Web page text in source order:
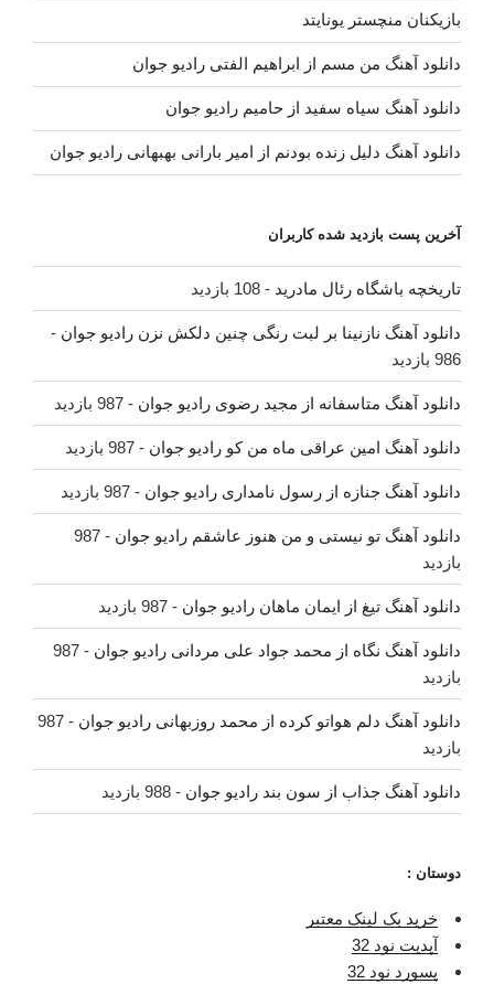
بازیکنان منچستر یونایتد
دانلود آهنگ من مسم از ابراهیم الفتی رادیو جوان
دانلود آهنگ سیاه سفید از حامیم رادیو جوان
دانلود آهنگ دلیل زنده بودنم از امیر بارانی بهبهانی رادیو جوان
آخرین پست بازدید شده کاربران
تاریخچه باشگاه رئال مادرید - 108 بازدید
دانلود آهنگ نازنینا بر لبت رنگی چنین دلکش نزن رادیو جوان -
986 بازدید
دانلود آهنگ متاسفانه از مجید رضوی رادیو جوان - 987 بازدید
دانلود آهنگ امین عراقی ماه من کو رادیو جوان - 987 بازدید
دانلود آهنگ جنازه از رسول نامداری رادیو جوان - 987 بازدید
دانلود آهنگ تو نیستی و من هنوز عاشقم رادیو جوان
- 987
بازدید
دانلود آهنگ تیغ از ایمان ماهان رادیو جوان - 987 بازدید
دانلود آهنگ نگاه از محمد جواد علی مردانی رادیو جوان
- 987
بازدید
دانلود آهنگ دلم هواتو کرده از محمد روزبهانی رادیو جوان
- 987
بازدید
دانلود آهنگ جذاب از سون بند رادیو جوان - 988 بازدید
دوستان :
خرید بک لینک معتبر
آپدیت نود 32
پسورد نود 32